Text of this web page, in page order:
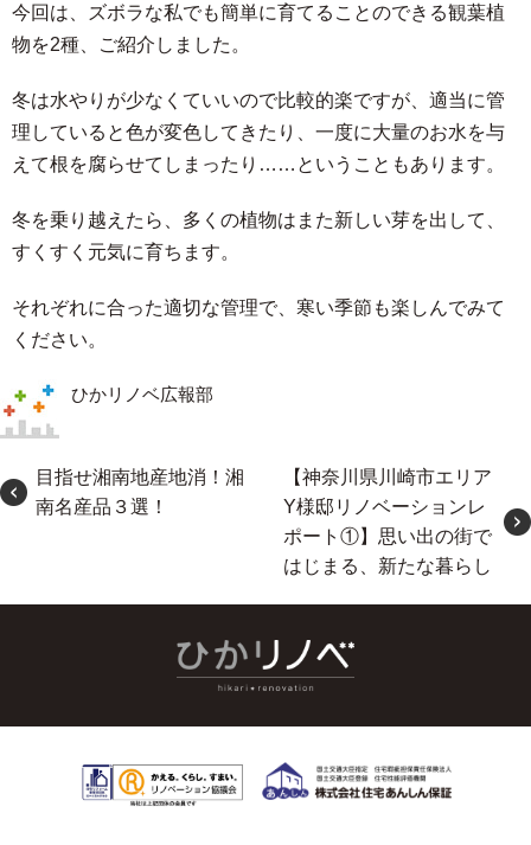
今回は、ズボラな私でも簡単に育てることのできる観葉植
物を2種、ご紹介しました。
冬は水やりが少なくていいので比較的楽ですが、適当に管
理していると色が変色してきたり、一度に大量のお水を与
えて根を腐らせてしまったり……ということもあります。
冬を乗り越えたら、多くの植物はまた新しい芽を出して、
すくすく元気に育ちます。
それぞれに合った適切な管理で、寒い季節も楽しんでみて
ください。
ひかリノベ広報部
目指せ湘南地産地消！湘
南名産品３選！
【神奈川県川崎市エリア
Y様邸リノベーションレ
ポート①】思い出の街で
はじまる、新たな暮らし